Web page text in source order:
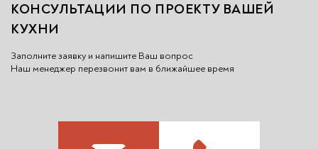
КОНСУЛЬТАЦИИ ПО ПРОЕКТУ ВАШЕЙ
КУХНИ
Заполните заявку и напишите Ваш вопрос
Наш менеджер перезвонит вам в ближайшее время